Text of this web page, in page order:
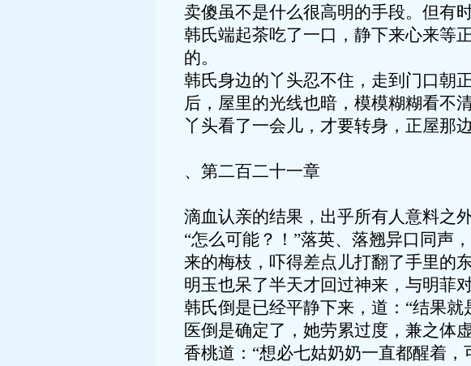
卖傻虽不是什么很高明的手段。但有
韩氏端起茶吃了一口，静下来心来等
的。
韩氏身边的丫头忍不住，走到门口朝
后，屋里的光线也暗，模模糊糊看不清
丫头看了一会儿，才要转身，正屋那
、第二百二十一章
滴血认亲的结果，出乎所有人意料之外
“怎么可能？！”落英、落翘异口同声
来的梅枝，吓得差点儿打翻了手里的东
明玉也呆了半天才回过神来，与明菲
韩氏倒是已经平静下来，道：“结果
医倒是确定了，她劳累过度，兼之体
香桃道：“想必七姑奶奶一直都醒着